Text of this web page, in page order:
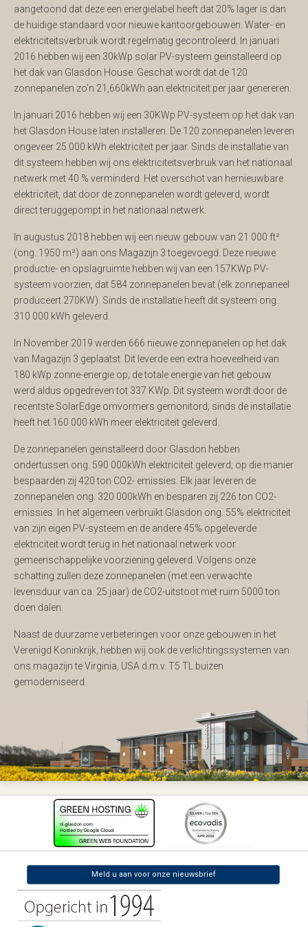
aangetoond dat deze een energielabel heeft dat 20% lager is dan
de huidige standaard voor nieuwe kantoorgebouwen. Water- en
elektriciteitsverbruik wordt regelmatig gecontroleerd. In januari
2016 hebben wij een 30kWp solar PV-systeem geïnstalleerd op
het dak van Glasdon House. Geschat wordt dat de 120
zonnepanelen zo'n 21,660kWh aan elektriciteit per jaar genereren.
In januari 2016 hebben wij een 30KWp PV-systeem op het dak van
het Glasdon House laten installeren. De 120 zonnepanelen leveren
ongeveer 25 000 kWh elektriciteit per jaar. Sinds de installatie van
dit systeem hebben wij ons elektriciteitsverbruik van het nationaal
netwerk met 40 % verminderd. Het overschot van hernieuwbare
elektriciteit, dat door de zonnepanelen wordt geleverd, wordt
direct teruggepompt in het nationaal netwerk.
In augustus 2018 hebben wij een nieuw gebouw van 21 000 ft²
(ong. 1950 m²) aan ons Magazijn 3 toegevoegd. Deze nieuwe
productie- en opslagruimte hebben wij van een 157KWp PV-
systeem voorzien, dat 584 zonnepanelen bevat (elk zonnepaneel
produceert 270KW). Sinds de installatie heeft dit systeem ong.
310 000 kWh geleverd.
In November 2019 werden 666 nieuwe zonnepanelen op het dak
van Magazijn 3 geplaatst. Dit leverde een extra hoeveelheid van
180 kWp zonne-energie op; de totale energie van het gebouw
werd aldus opgedreven tot 337 KWp. Dit systeem wordt door de
recentste SolarEdge omvormers gemonitord; sinds de installatie
heeft het 160 000 kWh meer elektriciteit geleverd.
De zonnepanelen geïnstalleerd door Glasdon hebben
ondertussen ong. 590 000kWh elektriciteit geleverd; op die manier
bespaarden zij 420 ton CO2- emissies. Elk jaar leveren de
zonnepanelen ong. 320 000kWh en besparen zij 226 ton CO2-
emissies. In het algemeen verbruikt Glasdon ong. 55% elektriciteit
van zijn eigen PV-systeem en de andere 45% opgeleverde
elektriciteit wordt terug in het nationaal netwerk voor
gemeenschappelijke voorziening geleverd. Volgens onze
schatting zullen deze zonnepanelen (met een verwachte
levensduur van ca. 25 jaar) de CO2-uitstoot met ruim 5000 ton
doen dalen.
Naast de duurzame verbeteringen voor onze gebouwen in het
Verenigd Koninkrijk, hebben wij ook de verlichtingssystemen van
ons magazijn te Virginia, USA d.m.v. T5 TL buizen
gemoderniseerd.
Meld u aan voor onze nieuwsbrief